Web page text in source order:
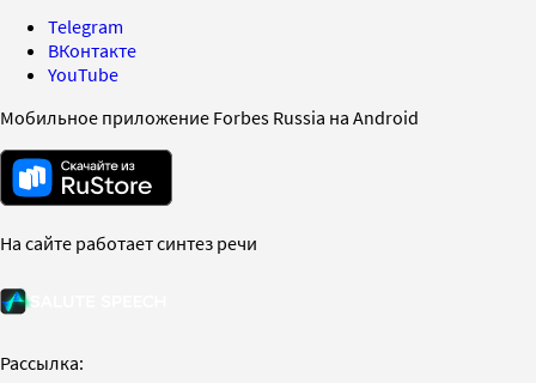
Telegram
ВКонтакте
YouTube
Мобильное приложение Forbes Russia на Android
На сайте работает синтез речи
Рассылка: